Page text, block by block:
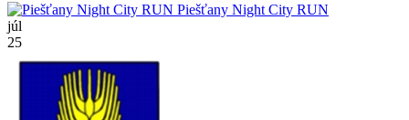
Piešťany Night City RUN
júl
25